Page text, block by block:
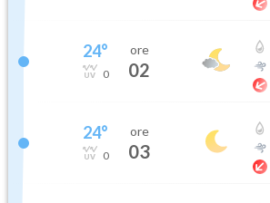
24°
0
ore
02
24°
0
ore
03